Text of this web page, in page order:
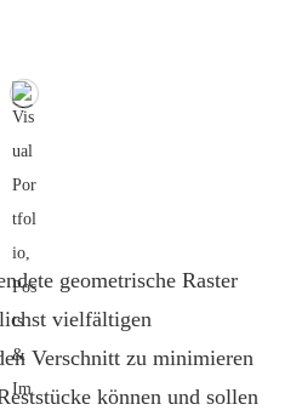
geometrische Raster
vielfältigen
Verschnitt zu minimieren
können und sollen